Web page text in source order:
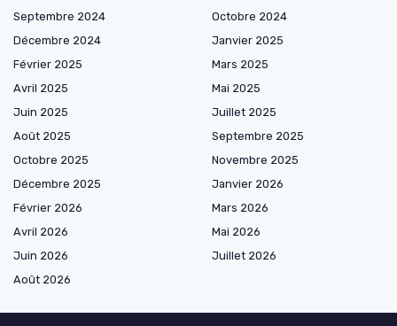
Septembre 2024
Octobre 2024
Décembre 2024
Janvier 2025
Février 2025
Mars 2025
Avril 2025
Mai 2025
Juin 2025
Juillet 2025
Août 2025
Septembre 2025
Octobre 2025
Novembre 2025
Décembre 2025
Janvier 2026
Février 2026
Mars 2026
Avril 2026
Mai 2026
Juin 2026
Juillet 2026
Août 2026